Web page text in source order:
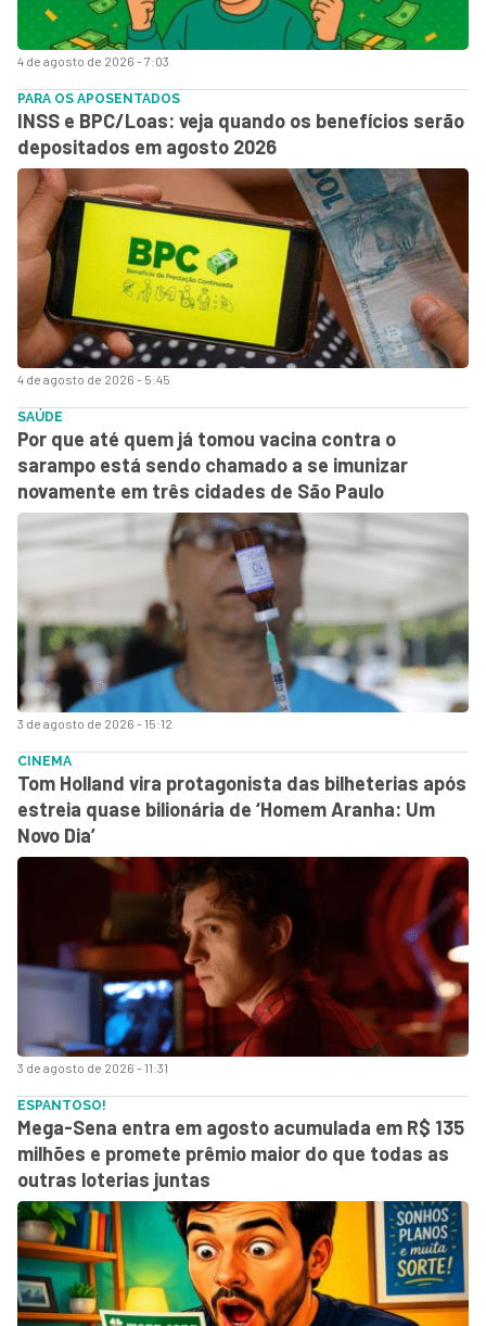
4 de agosto de 2026 - 7:03
4 de agosto de 2026 - 5:45
PARA OS APOSENTADOS
INSS e BPC/Loas: veja quando os benefícios serão
depositados em agosto 2026
3 de agosto de 2026 - 15:12
SAÚDE
Por que até quem já tomou vacina contra o
sarampo está sendo chamado a se imunizar
novamente em três cidades de São Paulo
3 de agosto de 2026 - 11:31
CINEMA
Tom Holland vira protagonista das bilheterias após
estreia quase bilionária de ‘Homem Aranha: Um
Novo Dia’
ESPANTOSO!
Mega-Sena entra em agosto acumulada em R$ 135
milhões e promete prêmio maior do que todas as
outras loterias juntas